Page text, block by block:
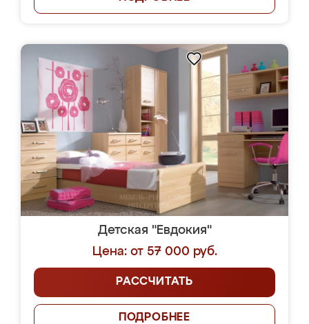
Детская "Евдокия"
Цена: от 57 000 руб.
РАССЧИТАТЬ
ПОДРОБНЕЕ